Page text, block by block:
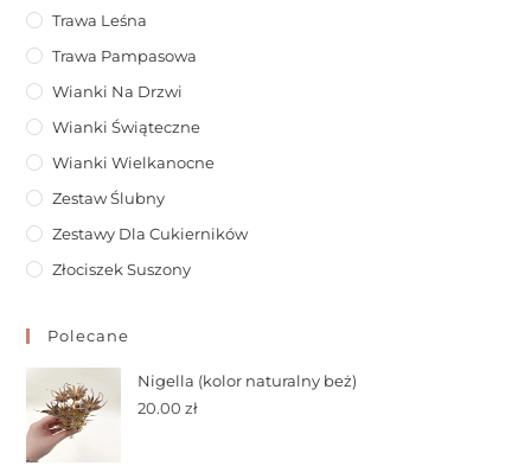
Trawa Leśna
Trawa Pampasowa
Wianki Na Drzwi
Wianki Świąteczne
Wianki Wielkanocne
Zestaw Ślubny
Zestawy Dla Cukierników
Złociszek Suszony
Polecane
Nigella (kolor naturalny beż)
20.00zł